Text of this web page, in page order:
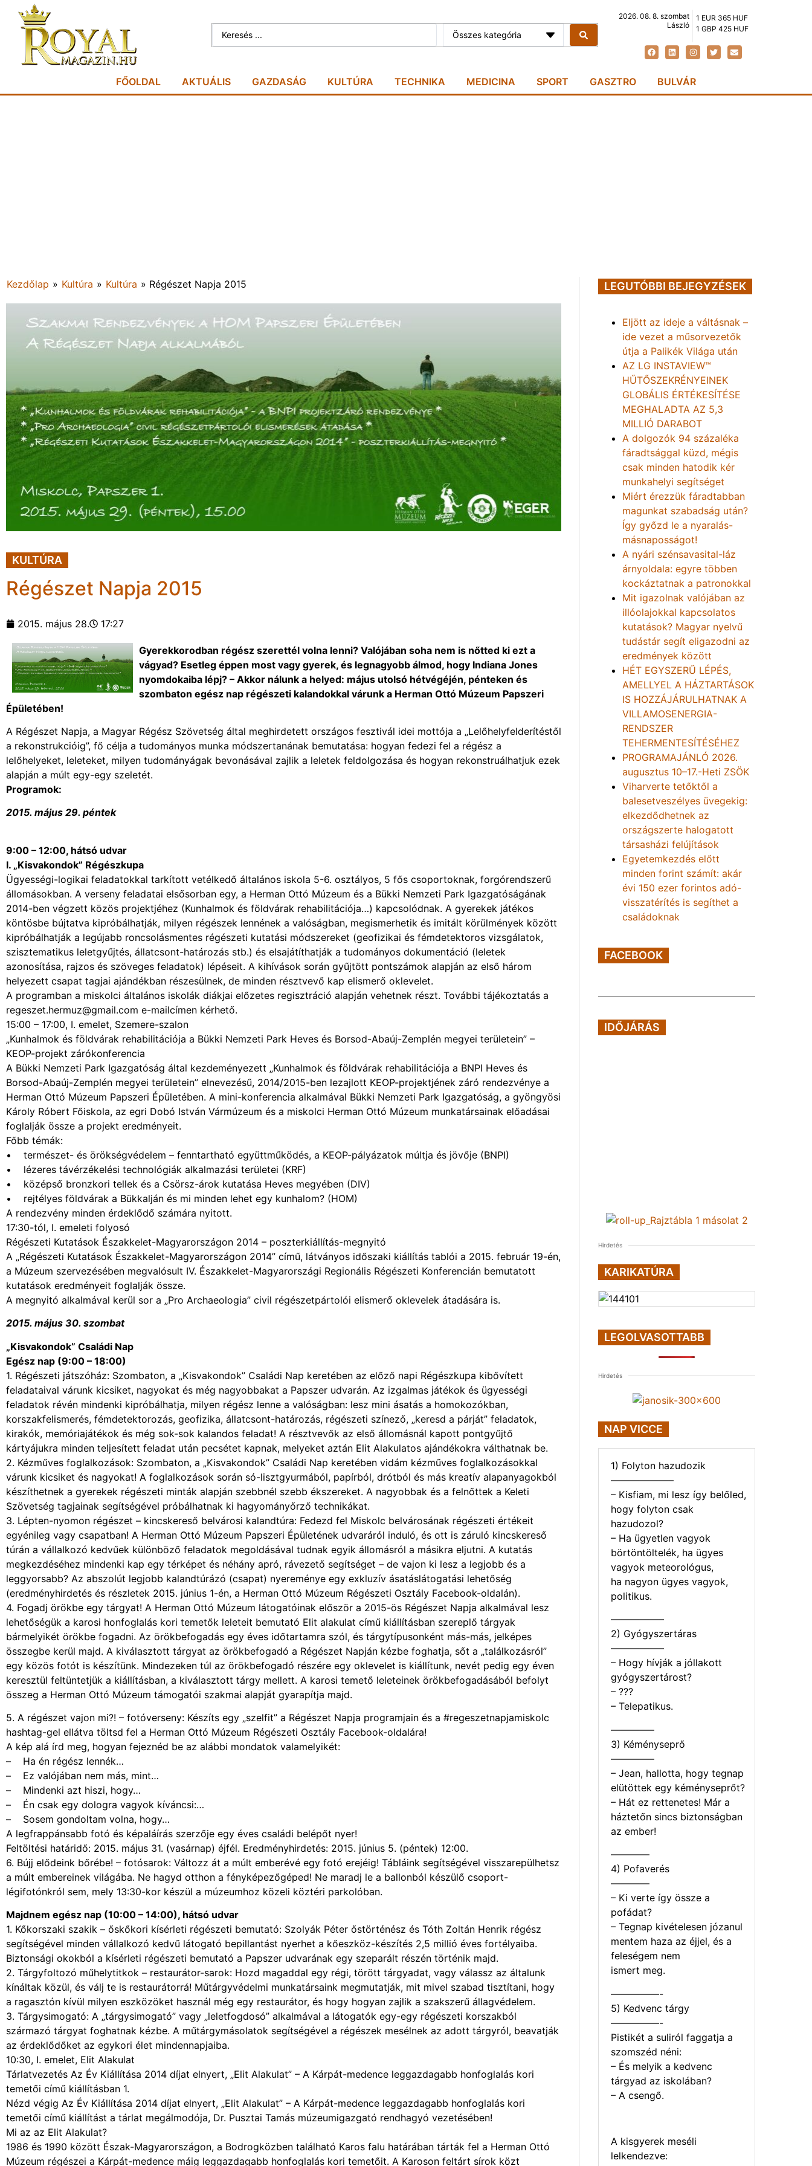
Összes kategória
2026. 08. 8. szombat
László
1 EUR 365 HUF
1 GBP 425 HUF
FŐOLDAL AKTUÁLIS GAZDASÁG KULTÚRA TECHNIKA MEDICINA SPORT GASZTRO BULVÁR
Kezdőlap » Kultúra » Kultúra » Régészet Napja 2015
KULTÚRA
Régészet Napja 2015
2015. május 28. 17:27
Gyerekkorodban régész szerettél volna lenni? Valójában soha nem is nőtted ki ezt a
vágyad? Esetleg éppen most vagy gyerek, és legnagyobb álmod, hogy Indiana Jones
nyomdokaiba lépj? – Akkor nálunk a helyed: május utolsó hétvégéjén, pénteken és
szombaton egész nap régészeti kalandokkal várunk a Herman Ottó Múzeum Papszeri
Épületében!
A Régészet Napja, a Magyar Régész Szövetség által meghirdetett országos fesztivál idei mottója a „Lelőhelyfelderítéstől
a rekonstrukcióig”, fő célja a tudományos munka módszertanának bemutatása: hogyan fedezi fel a régész a
lelőhelyeket, leleteket, milyen tudományágak bevonásával zajlik a leletek feldolgozása és hogyan rekonstruálhatjuk ezek
alapján a múlt egy-egy szeletét.
Programok:
2015. május 29. péntek
9:00 – 12:00, hátsó udvar
I. „Kisvakondok” Régészkupa
Ügyességi-logikai feladatokkal tarkított vetélkedő általános iskola 5-6. osztályos, 5 fős csoportoknak, forgórendszerű
állomásokban. A verseny feladatai elsősorban egy, a Herman Ottó Múzeum és a Bükki Nemzeti Park Igazgatóságának
2014-ben végzett közös projektjéhez (Kunhalmok és földvárak rehabilitációja…) kapcsolódnak. A gyerekek játékos
köntösbe bújtatva kipróbálhatják, milyen régészek lennének a valóságban, megismerhetik és imitált körülmények között
kipróbálhatják a legújabb roncsolásmentes régészeti kutatási módszereket (geofizikai és fémdetektoros vizsgálatok,
szisztematikus leletgyűjtés, állatcsont-határozás stb.) és elsajátíthatják a tudományos dokumentáció (leletek
azonosítása, rajzos és szöveges feladatok) lépéseit. A kihívások során gyűjtött pontszámok alapján az első három
helyezett csapat tagjai ajándékban részesülnek, de minden résztvevő kap elismerő oklevelet.
A programban a miskolci általános iskolák diákjai előzetes regisztráció alapján vehetnek részt. További tájékoztatás a
regeszet.hermuz@gmail.com e-mailcímen kérhető.
15:00 – 17:00, I. emelet, Szemere-szalon
„Kunhalmok és földvárak rehabilitációja a Bükki Nemzeti Park Heves és Borsod-Abaúj-Zemplén megyei területein” –
KEOP-projekt zárókonferencia
A Bükki Nemzeti Park Igazgatóság által kezdeményezett „Kunhalmok és földvárak rehabilitációja a BNPI Heves és
Borsod-Abaúj-Zemplén megyei területein” elnevezésű, 2014/2015-ben lezajlott KEOP-projektjének záró rendezvénye a
Herman Ottó Múzeum Papszeri Épületében. A mini-konferencia alkalmával Bükki Nemzeti Park Igazgatóság, a gyöngyösi
Károly Róbert Főiskola, az egri Dobó István Vármúzeum és a miskolci Herman Ottó Múzeum munkatársainak előadásai
foglalják össze a projekt eredményeit.
Főbb témák:
• természet- és örökségvédelem – fenntartható együttműködés, a KEOP-pályázatok múltja és jövője (BNPI)
• lézeres távérzékelési technológiák alkalmazási területei (KRF)
• középső bronzkori tellek és a Csörsz-árok kutatása Heves megyében (DIV)
• rejtélyes földvárak a Bükkalján és mi minden lehet egy kunhalom? (HOM)
A rendezvény minden érdeklődő számára nyitott.
17:30-tól, I. emeleti folyosó
Régészeti Kutatások Északkelet-Magyarországon 2014 – poszterkiállítás-megnyitó
A „Régészeti Kutatások Északkelet-Magyarországon 2014” című, látványos időszaki kiállítás tablói a 2015. február 19-én,
a Múzeum szervezésében megvalósult IV. Északkelet-Magyarországi Regionális Régészeti Konferencián bemutatott
kutatások eredményeit foglalják össze.
A megnyitó alkalmával kerül sor a „Pro Archaeologia” civil régészetpártolói elismerő oklevelek átadására is.
2015. május 30. szombat
„Kisvakondok” Családi Nap
Egész nap (9:00 – 18:00)
1. Régészeti játszóház: Szombaton, a „Kisvakondok” Családi Nap keretében az előző napi Régészkupa kibővített
feladataival várunk kicsiket, nagyokat és még nagyobbakat a Papszer udvarán. Az izgalmas játékok és ügyességi
feladatok révén mindenki kipróbálhatja, milyen régész lenne a valóságban: lesz mini ásatás a homokozókban,
korszakfelismerés, fémdetektorozás, geofizika, állatcsont-határozás, régészeti színező, „keresd a párját” feladatok,
kirakók, memóriajátékok és még sok-sok kalandos feladat! A résztvevők az első állomásnál kapott pontgyűjtő
kártyájukra minden teljesített feladat után pecsétet kapnak, melyeket aztán Elit Alakulatos ajándékokra válthatnak be.
2. Kézműves foglalkozások: Szombaton, a „Kisvakondok” Családi Nap keretében vidám kézműves foglalkozásokkal
várunk kicsiket és nagyokat! A foglalkozások során só-lisztgyurmából, papírból, drótból és más kreatív alapanyagokból
készíthetnek a gyerekek régészeti minták alapján szebbnél szebb ékszereket. A nagyobbak és a felnőttek a Keleti
Szövetség tagjainak segítségével próbálhatnak ki hagyományőrző technikákat.
3. Lépten-nyomon régészet – kincskereső belvárosi kalandtúra: Fedezd fel Miskolc belvárosának régészeti értékeit
egyénileg vagy csapatban! A Herman Ottó Múzeum Papszeri Épületének udvaráról induló, és ott is záruló kincskereső
túrán a vállalkozó kedvűek különböző feladatok megoldásával tudnak egyik állomásról a másikra eljutni. A kutatás
megkezdéséhez mindenki kap egy térképet és néhány apró, rávezető segítséget – de vajon ki lesz a legjobb és a
leggyorsabb? Az abszolút legjobb kalandtúrázó (csapat) nyereménye egy exkluzív ásatáslátogatási lehetőség
(eredményhirdetés és részletek 2015. június 1-én, a Herman Ottó Múzeum Régészeti Osztály Facebook-oldalán).
4. Fogadj örökbe egy tárgyat! A Herman Ottó Múzeum látogatóinak először a 2015-ös Régészet Napja alkalmával lesz
lehetőségük a karosi honfoglalás kori temetők leleteit bemutató Elit alakulat című kiállításban szereplő tárgyak
bármelyikét örökbe fogadni. Az örökbefogadás egy éves időtartamra szól, és tárgytípusonként más-más, jelképes
összegbe kerül majd. A kiválasztott tárgyat az örökbefogadó a Régészet Napján kézbe foghatja, sőt a „találkozásról”
egy közös fotót is készítünk. Mindezeken túl az örökbefogadó részére egy oklevelet is kiállítunk, nevét pedig egy éven
keresztül feltüntetjük a kiállításban, a kiválasztott tárgy mellett. A karosi temető leleteinek örökbefogadásából befolyt
összeg a Herman Ottó Múzeum támogatói szakmai alapját gyarapítja majd.
5. A régészet vajon mi?! – fotóverseny: Készíts egy „szelfit” a Régészet Napja programjain és a #regeszetnapjamiskolc
hashtag-gel ellátva töltsd fel a Herman Ottó Múzeum Régészeti Osztály Facebook-oldalára!
A kép alá írd meg, hogyan fejeznéd be az alábbi mondatok valamelyikét:
– Ha én régész lennék…
– Ez valójában nem más, mint…
– Mindenki azt hiszi, hogy…
– Én csak egy dologra vagyok kíváncsi:…
– Sosem gondoltam volna, hogy…
A legfrappánsabb fotó és képaláírás szerzője egy éves családi belépőt nyer!
Feltöltési határidő: 2015. május 31. (vasárnap) éjfél. Eredményhirdetés: 2015. június 5. (péntek) 12:00.
6. Bújj elődeink bőrébe! – fotósarok: Változz át a múlt emberévé egy fotó erejéig! Tábláink segítségével visszarepülhetsz
a múlt embereinek világába. Ne hagyd otthon a fényképezőgéped! Ne maradj le a ballonból készülő csoport-
légifotónkról sem, mely 13:30-kor készül a múzeumhoz közeli köztéri parkolóban.
Majdnem egész nap (10:00 – 14:00), hátsó udvar
1. Kőkorszaki szakik – őskőkori kísérleti régészeti bemutató: Szolyák Péter őstörténész és Tóth Zoltán Henrik régész
segítségével minden vállalkozó kedvű látogató bepillantást nyerhet a kőeszköz-készítés 2,5 millió éves fortélyaiba.
Biztonsági okokból a kísérleti régészeti bemutató a Papszer udvarának egy szeparált részén történik majd.
2. Tárgyfoltozó műhelytitkok – restaurátor-sarok: Hozd magaddal egy régi, törött tárgyadat, vagy válassz az általunk
kínáltak közül, és válj te is restaurátorrá! Műtárgyvédelmi munkatársaink megmutatják, mit mivel szabad tisztítani, hogy
a ragasztón kívül milyen eszközöket használ még egy restaurátor, és hogy hogyan zajlik a szakszerű állagvédelem.
3. Tárgysimogató: A „tárgysimogató” vagy „leletfogdosó” alkalmával a látogatók egy-egy régészeti korszakból
származó tárgyat foghatnak kézbe. A műtárgymásolatok segítségével a régészek mesélnek az adott tárgyról, beavatják
az érdeklődőket az egykori élet mindennapjaiba.
10:30, I. emelet, Elit Alakulat
Tárlatvezetés Az Év Kiállítása 2014 díjat elnyert, „Elit Alakulat” – A Kárpát-medence leggazdagabb honfoglalás kori
temetői című kiállításban 1.
Nézd végig Az Év Kiállítása 2014 díjat elnyert, „Elit Alakulat” – A Kárpát-medence leggazdagabb honfoglalás kori
temetői című kiállítást a tárlat megálmodója, Dr. Pusztai Tamás múzeumigazgató rendhagyó vezetésében!
Mi az az Elit Alakulat?
1986 és 1990 között Észak-Magyarországon, a Bodrogközben található Karos falu határában tárták fel a Herman Ottó
Múzeum régészei a Kárpát-medence máig leggazdagabb honfoglalás kori temetőit. A Karoson feltárt sírok közt
LEGUTÓBBI BEJEGYZÉSEK
Eljött az ideje a váltásnak –
ide vezet a műsorvezetők
útja a Palikék Világa után
AZ LG INSTAVIEW™
HŰTŐSZEKRÉNYEINEK
GLOBÁLIS ÉRTÉKESÍTÉSE
MEGHALADTA AZ 5,3
MILLIÓ DARABOT
A dolgozók 94 százaléka
fáradtsággal küzd, mégis
csak minden hatodik kér
munkahelyi segítséget
Miért érezzük fáradtabban
magunkat szabadság után?
Így győzd le a nyaralás-
másnaposságot!
A nyári szénsavasital-láz
árnyoldala: egyre többen
kockáztatnak a patronokkal
Mit igazolnak valójában az
illóolajokkal kapcsolatos
kutatások? Magyar nyelvű
tudástár segít eligazodni az
eredmények között
HÉT EGYSZERŰ LÉPÉS,
AMELLYEL A HÁZTARTÁSOK
IS HOZZÁJÁRULHATNAK A
VILLAMOSENERGIA-
RENDSZER
TEHERMENTESÍTÉSÉHEZ
PROGRAMAJÁNLÓ 2026.
augusztus 10–17.-Heti ZSÖK
Viharverte tetőktől a
balesetveszélyes üvegekig:
elkezdődhetnek az
országszerte halogatott
társasházi felújítások
Egyetemkezdés előtt
minden forint számít: akár
évi 150 ezer forintos adó-
visszatérítés is segíthet a
családoknak
FACEBOOK
IDŐJÁRÁS
Hirdetés
KARIKATÚRA
LEGOLVASOTTABB
Hirdetés
NAP VICCE
1) Folyton hazudozik
——————–
– Kisfiam, mi lesz így belőled,
hogy folyton csak
hazudozol?
– Ha ügyetlen vagyok
börtöntöltelék, ha ügyes
vagyok meteorológus,
ha nagyon ügyes vagyok,
politikus.
—————–
2) Gyógyszertáras
—————–
– Hogy hívják a jóllakott
gyógyszertárost?
– ???
– Telepatikus.
————–
3) Kéményseprő
————–
– Jean, hallotta, hogy tegnap
elütöttek egy kéményseprőt?
– Hát ez rettenetes! Már a
háztetőn sincs biztonságban
az ember!
————
4) Pofaverés
————
– Ki verte így össze a
pofádat?
– Tegnap kivételesen józanul
mentem haza az éjjel, és a
feleségem nem
ismert meg.
—————-
5) Kedvenc tárgy
—————-
Pistikét a suliról faggatja a
szomszéd néni:
– És melyik a kedvenc
tárgyad az iskolában?
– A csengő.
A kisgyerek meséli
lelkendezve: